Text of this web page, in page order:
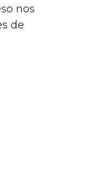
nos
de